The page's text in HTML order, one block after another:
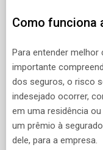
Como funciona
Para entender
importante
dos seguros, o risco
indesejado ocorrer,
em uma residência
um prêmio à
dele, para a empresa.